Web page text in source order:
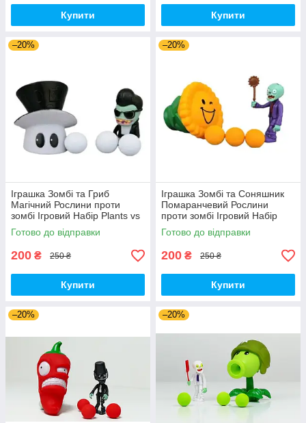
Купити Купити
–20%
Іграшка Зомбі та Гриб
Магічний Рослини проти
зомбі Ігровий Набір Plants vs
Zombies (00179)
Готово до відправки
200 ₴ 250 ₴
Купити
–20%
Іграшка Зомбі та Соняшник
Помаранчевий Рослини
проти зомбі Ігровий Набір
Plants vs Zombies (00180)
Готово до відправки
200 ₴ 250 ₴
Купити
–20% –20%